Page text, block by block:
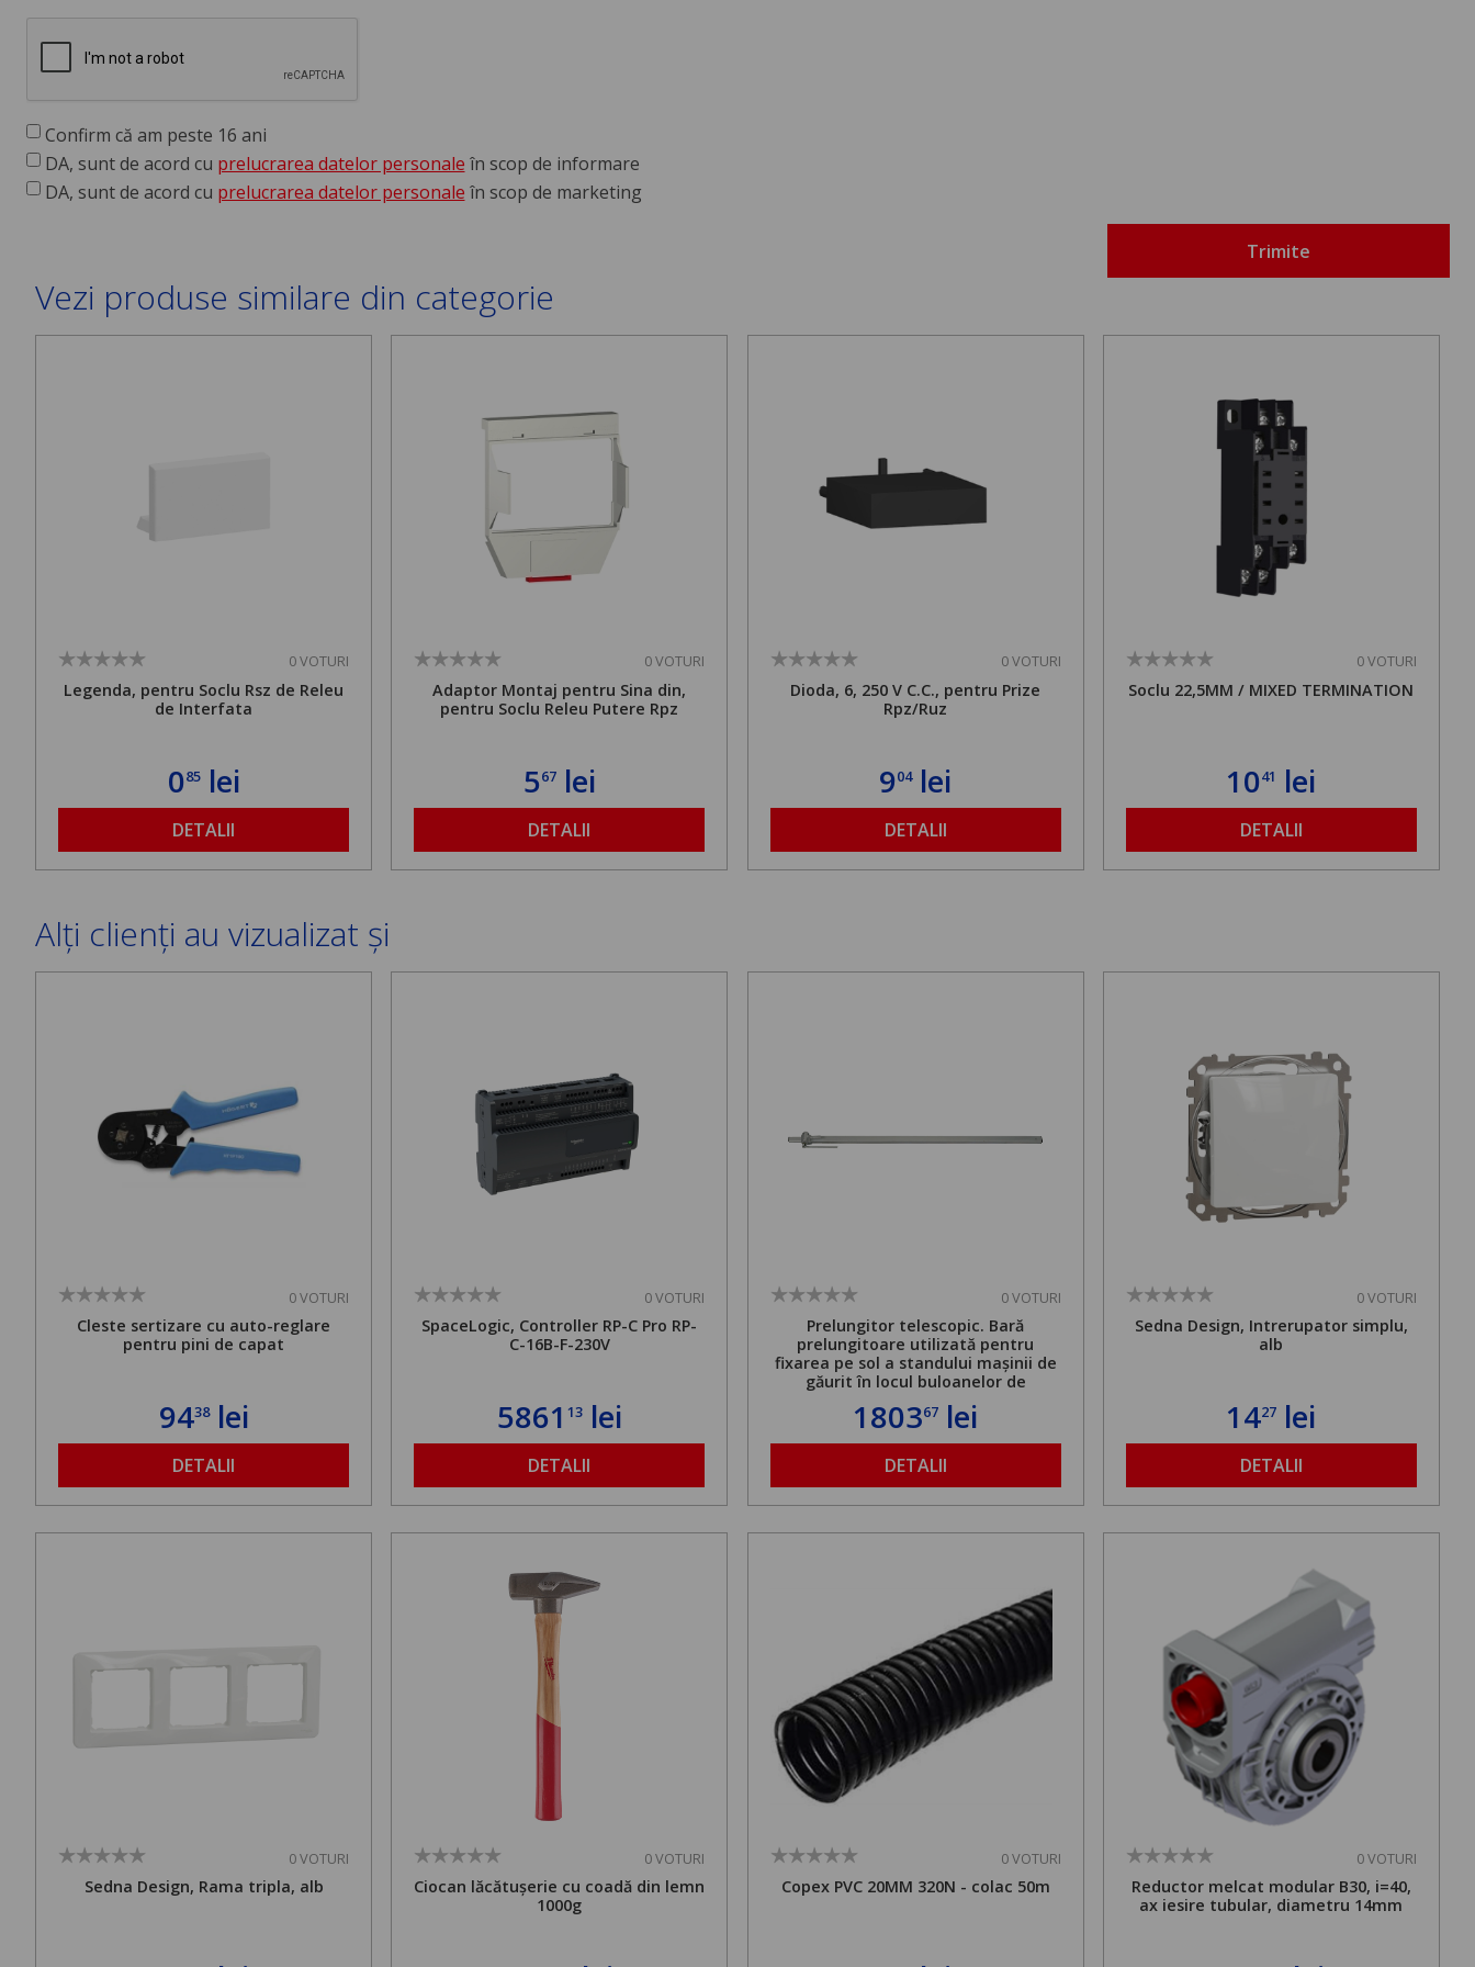
Confirm că am peste 16 ani
DA, sunt de acord cu prelucrarea datelor personale în scop de informare
DA, sunt de acord cu prelucrarea datelor personale în scop de marketing
Trimite
Vezi produse similare din categorie
0 VOTURI
Legenda, pentru Soclu Rsz de Releu
de Interfata
085lei
DETALII
0 VOTURI
Adaptor Montaj pentru Sina din,
pentru Soclu Releu Putere Rpz
567lei
DETALII
0 VOTURI
Dioda, 6, 250 V C.C., pentru Prize
Rpz/Ruz
904lei
DETALII
0 VOTURI
Soclu 22,5MM / MIXED TERMINATION
1041 lei
DETALII
Alți clienți au vizualizat și
0 VOTURI
Cleste sertizare cu auto-reglare
pentru pini de capat
9438lei
DETALII
0 VOTURI
SpaceLogic, Controller RP-C Pro RP-
C-16B-F-230V
5861 13lei
DETALII
0 VOTURI
Prelungitor telescopic. Bară
prelungitoare utilizată pentru
fixarea pe sol a standului mașinii de
găurit în locul buloanelor de
de 500 kg și înălțime reglabilă de la
180367 lei
DETALII
0 VOTURI
Sedna Design, Intrerupator simplu,
alb
1427 lei
DETALII
0 VOTURI
Sedna Design, Rama tripla, alb
0 VOTURI
Ciocan lăcătușerie cu coadă din lemn
1000g
0 VOTURI
Copex PVC 20MM 320N - colac 50m
0 VOTURI
Reductor melcat modular B30, i=40,
ax iesire tubular, diametru 14mm